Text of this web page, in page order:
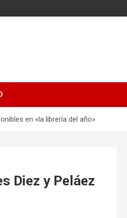
en «la librería del año»
Diez y Peláez